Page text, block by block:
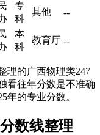
专
科
其他 --
本
科
教育厅 --
理的广西物理类247
看往年分数是不准确
年的专业分数。
数线整理